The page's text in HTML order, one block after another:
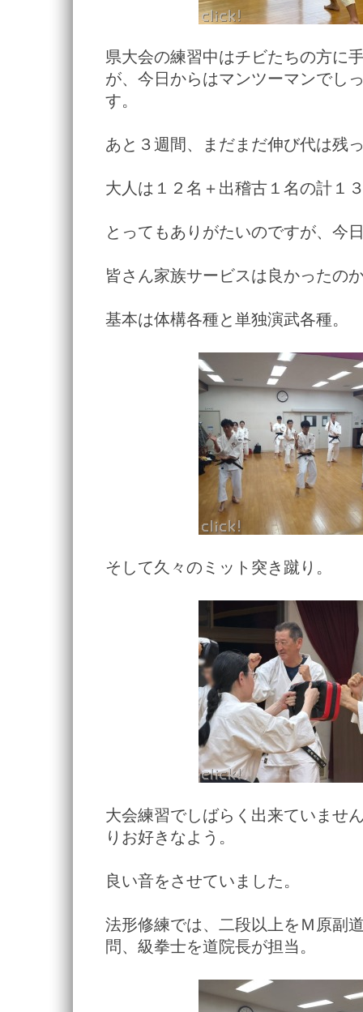
県大会の練習中はチビたちの方に
が、今日からはマンツーマンでし
す。
あと３週間、まだまだ伸び代は残
大人は１２名＋出稽古１名の計１
とってもありがたいのですが、今
皆さん家族サービスは良かったの
基本は体構各種と単独演武各種。
そして久々のミット突き蹴り。
大会練習でしばらく出来ていませ
りお好きなよう。
良い音をさせていました。
法形修練では、二段以上をＭ原副
問、級拳士を道院長が担当。